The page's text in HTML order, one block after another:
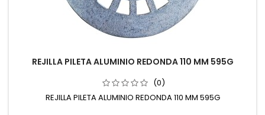
REJILLA PILETA ALUMINIO REDONDA 110 MM 595G
(0)
REJILLA PILETA ALUMINIO REDONDA 110 MM 595G